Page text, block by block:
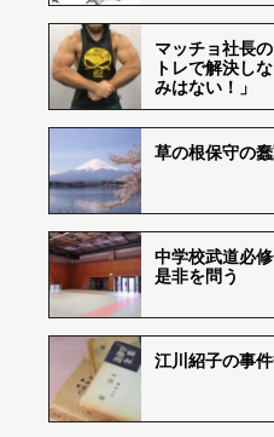
マッチョ社長
トレで解決し
みはない！」
草の根保守の
中学校武道必
是非を問う
江川紹子の事